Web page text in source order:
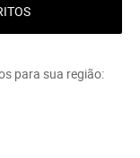
para sua região: